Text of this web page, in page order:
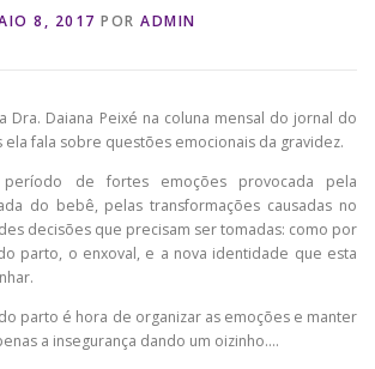
CONTA
8, 2017 POR ADMIN
Dra. Daiana Peixé na coluna mensal do jornal do
ela fala sobre questões emocionais da gravidez.
de fortes emoções provocada pela
do bebê, pelas transformações causadas no
decisões que precisam ser tomadas: como por
parto, o enxoval, e a nova identidade que esta
parto é hora de organizar as emoções e manter
a insegurança dando um oizinho….